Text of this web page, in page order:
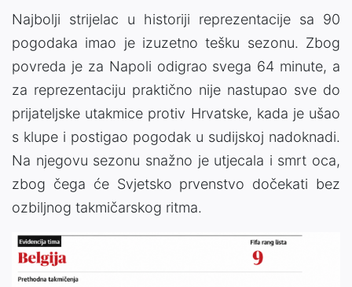
Najbolji strijelac u historiji reprezentacije sa 90
pogodaka imao je izuzetno tešku sezonu. Zbog
povreda je za Napoli odigrao svega 64 minute, a
za reprezentaciju praktično nije nastupao sve do
prijateljske utakmice protiv Hrvatske, kada je ušao
s klupe i postigao pogodak u sudijskoj nadoknadi.
Na njegovu sezonu snažno je utjecala i smrt oca,
zbog čega će Svjetsko prvenstvo dočekati bez
ozbiljnog takmičarskog ritma.